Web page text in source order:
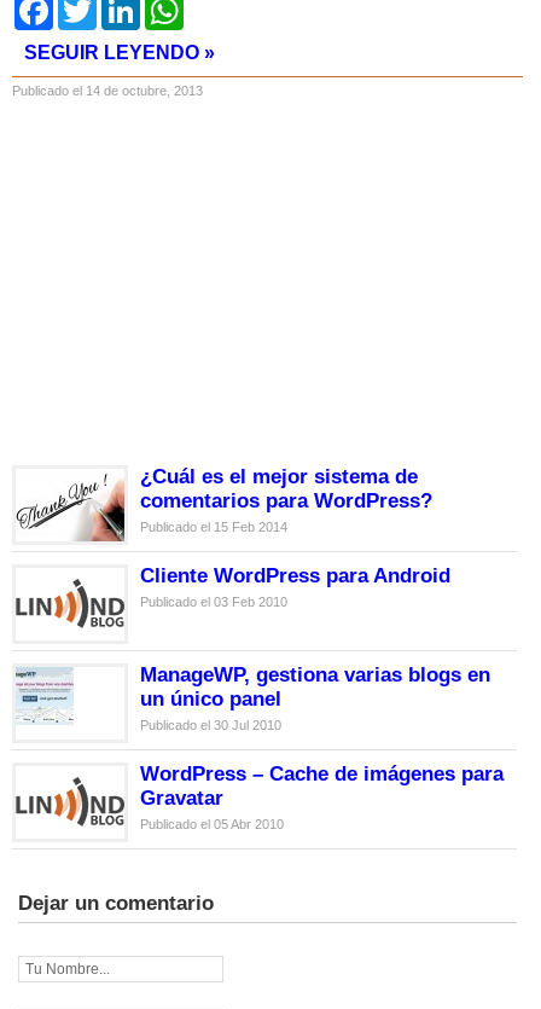
SEGUIR LEYENDO »
Publicado el 14 de octubre, 2013
¿Cuál es el mejor sistema de
comentarios para WordPress?
Publicado el 15 Feb 2014
Cliente WordPress para Android
Publicado el 03 Feb 2010
ManageWP, gestiona varias blogs en
un único panel
Publicado el 30 Jul 2010
WordPress – Cache de imágenes para
Gravatar
Publicado el 05 Abr 2010
Dejar un comentario